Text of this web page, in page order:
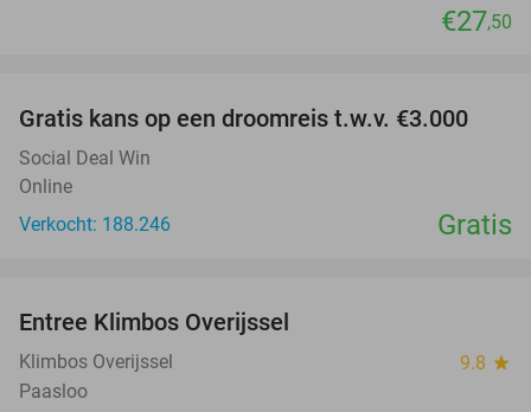
€27,50
Gratis kans op een droomreis t.w.v. €3.000
Social Deal Win
Online
Verkocht: 188.246
Gratis
Entree Klimbos Overijssel
Klimbos Overijssel 9.8 star
Paasloo